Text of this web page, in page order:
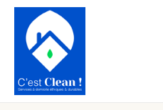
Aller
contenu